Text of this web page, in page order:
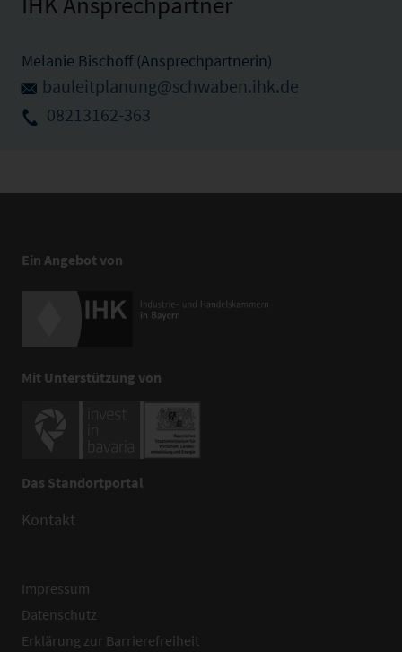
Melanie Bischoff (Ansprechpartnerin)
bauleitplanung@schwaben.ihk.de
08213162-363
Ein Angebot von
Mit Unterstützung von
Das Standortportal
Kontakt
Impressum
Datenschutz
Erklärung zur Barrierefreiheit